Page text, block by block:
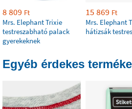
8 809 Ft
Mrs. Elephant Trixie
testreszabható palack
gyerekeknek
15 869 Ft
Mrs. Elephant
hátizsák
Egyéb érdekes